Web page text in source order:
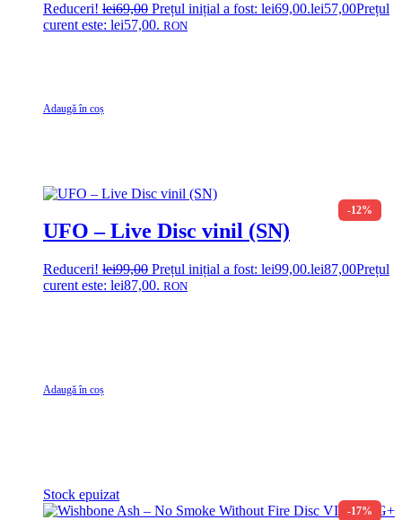
Reduceri! lei69,00 Prețul inițial a fost: lei69,00.lei57,00Prețul
curent este: lei57,00. RON
Adaugă în coș
-12%
UFO – Live Disc vinil (SN)
Reduceri! lei99,00 Prețul inițial a fost: lei99,00.lei87,00Prețul
curent este: lei87,00. RON
Adaugă în coș
Stock epuizat
-17%